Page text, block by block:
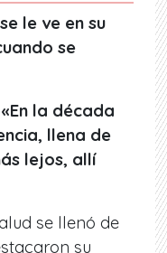
le ve en su
se
«En la década
llena de
lejos, allí
se llenó de
su